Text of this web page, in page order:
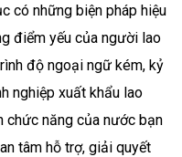
có những biện pháp hiệu
điểm yếu của người lao
độ ngoại ngữ kém, kỷ
nghiệp xuất khẩu lao
chức năng của nước bạn
tâm hỗ trợ, giải quyết